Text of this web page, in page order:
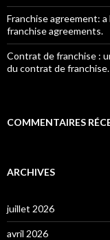
Franchise agreement:
franchise agreements.
Contrat de franchise :
du contrat de franchise.
COMMENTAIRES
ARCHIVES
juillet 2026
avril 2026